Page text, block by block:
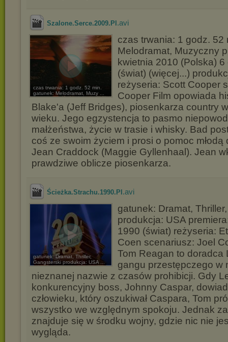
Szalone.Serce.2009.Pl .avi
czas trwania: 1 godz. 52 min.
gatunek: Melodramat, Muzy ...
czas trwania: 1 godz. 52
Melodramat, Muzyczny
kwietnia 2010 (Polska)
(świat) (więcej...)
reżyseria: Scott Cooper
Cooper Film opowiada
Blake'a (Jeff Bridges), piosenkarza country
wieku. Jego egzystencja to pasmo
małżeństwa, życie w trasie i whisky. Bad
coś ze swoim życiem i prosi o pomoc młodą
Jean Craddock (Maggie Gyllenhaal). Jean
prawdziwe oblicze piosenkarza.
Ścieżka.Strachu.1990.Pl .avi
gatunek: Dramat, Thriller,
Gangsterski produkcja: USA ...
gatunek: Dramat,
produkcja: USA
1990 (świat) reżyseria:
Coen scenariusz: Joel
Tom Reagan to doradca
gangu przestępczego w
nieznanej nazwie z czasów prohibicji. Gdy
konkurencyjny boss, Johnny Caspar,
człowieku, który oszukiwał Caspara, Tom
wszystko we względnym spokoju. Jednak
znajduje się w środku wojny, gdzie nic nie
wygląda.